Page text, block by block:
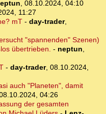
, 08.10.2024, 04:10
11:27
mT- day-trader,
"spannenden" Szenen)
übertrieben. - neptun,
- day-trader, 08.10.2024,
auch "Planeten", damit
04:26
der gesamten